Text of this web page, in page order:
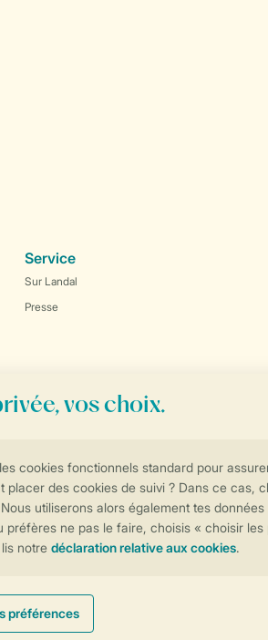
Service
Sur Landal
Presse